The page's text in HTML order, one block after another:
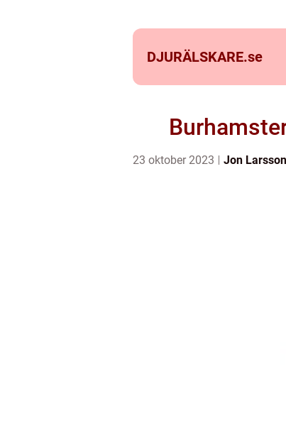
DJURÄLSKARE.se
23 oktober 2023 Jon Larsson